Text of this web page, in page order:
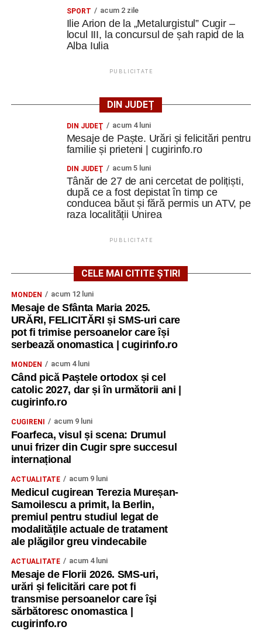
SPORT acum 2 zile
Ilie Arion de la „Metalurgistul” Cugir –
locul III, la concursul de șah rapid de la
Alba Iulia
PUBLICITATE
DIN JUDEȚ
DIN JUDEŢ acum 4 luni
Mesaje de Paște. Urări și felicitări pentru
familie și prieteni | cugirinfo.ro
DIN JUDEŢ acum 5 luni
Tânăr de 27 de ani cercetat de polițiști,
după ce a fost depistat în timp ce
conducea băut și fără permis un ATV, pe
raza localității Unirea
PUBLICITATE
CELE MAI CITITE ȘTIRI
MONDEN acum 12 luni
Mesaje de Sfânta Maria 2025.
URĂRI, FELICITĂRI și SMS-uri care
pot fi trimise persoanelor care își
serbează onomastica | cugirinfo.ro
MONDEN acum 4 luni
Când pică Paștele ortodox și cel
catolic 2027, dar și în următorii ani |
cugirinfo.ro
CUGIRENI acum 9 luni
Foarfeca, visul și scena: Drumul
unui frizer din Cugir spre succesul
internațional
ACTUALITATE acum 9 luni
Medicul cugirean Terezia Mureșan-
Samoilescu a primit, la Berlin,
premiul pentru studiul legat de
modalitățile actuale de tratament
ale plăgilor greu vindecabile
ACTUALITATE acum 4 luni
Mesaje de Florii 2026. SMS-uri,
urări și felicitări care pot fi
transmise persoanelor care îşi
sărbătoresc onomastica |
cugirinfo.ro